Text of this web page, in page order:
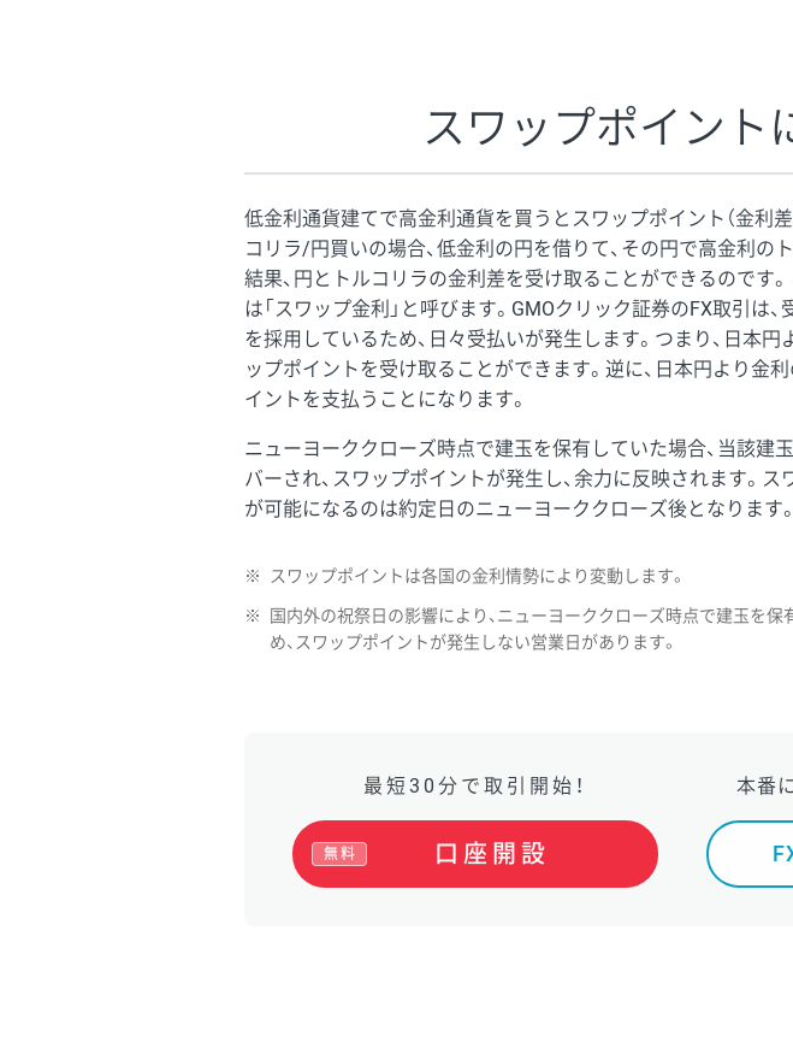
160円
※ハンガリーフォリント/円と南アフリカランド/円とメキシコペソ/
スワップポイント
低金利通貨建てで高金利通貨を買うとスワップポイント（金利
コリラ/円買いの場合、低金利の円を借りて、その円で高金利の
結果、円とトルコリラの金利差を受け取ることができるのです
は「スワップ金利」と呼びます。GMOクリック証券のFX取引は
を採用しているため、日々受払いが発生します。つまり、日本
ップポイントを受け取ることができます。逆に、日本円より金
イントを支払うことになります。
ニューヨーククローズ時点で建玉を保有していた場合、当該建
バーされ、スワップポイントが発生し、余力に反映されます。
が可能になるのは約定日のニューヨーククローズ後となります
※ スワップポイントは各国の金利情勢により変動します。
※
国内外の祝祭日の影響により、ニューヨーククローズ時点で建玉を
め、スワップポイントが発生しない営業日があります。
最短30分で取引開始！
口座開設
無料
本番